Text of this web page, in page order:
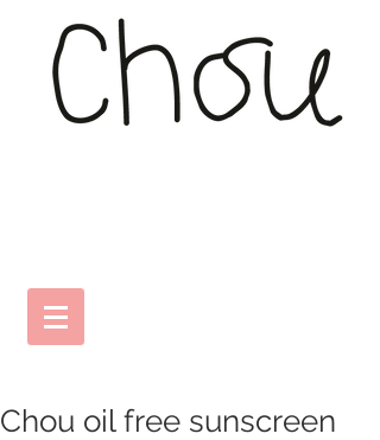
Chou oil free sunscreen